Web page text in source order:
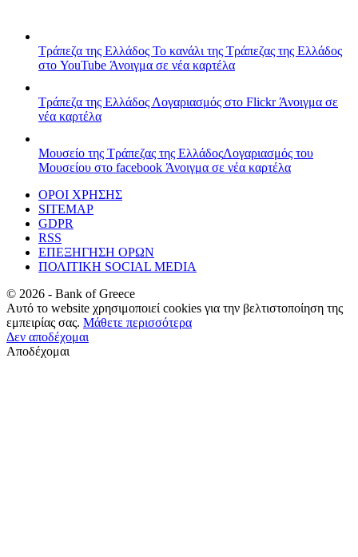
Τράπεζα της Ελλάδος Το κανάλι της Τράπεζας της Ελλάδος
στο YouTube Άνοιγμα σε νέα καρτέλα
Τράπεζα της Ελλάδος Λογαριασμός στο FlickrΆνοιγμα σε
νέα καρτέλα
Μουσείο της Τράπεζας της ΕλλάδοςΛογαριασμός του
Μουσείου στο facebook Άνοιγμα σε νέα καρτέλα
ΟΡΟΙ ΧΡΗΣΗΣ
SITEMAP
GDPR
RSS
ΕΠΕΞΗΓΗΣΗ ΟΡΩΝ
ΠΟΛΙΤΙΚΗ SOCIAL MEDIA
© 2026 - Bank of Greece
Αυτό το website χρησιμοποιεί cookies για την βελτιστοποίηση της
εμπειρίας σας. Μάθετε περισσότερα
Δεν αποδέχομαι
Αποδέχομαι